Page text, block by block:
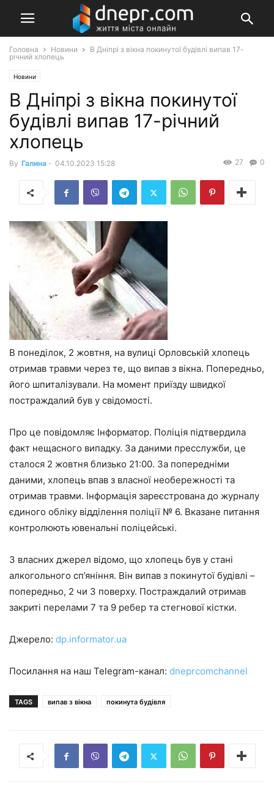
Головна Новини
В Дніпрі з вікна покинутої будівлі випав 17-
річний хлопець
Новини
В Дніпрі з вікна покинутої
будівлі випав 17-річний
хлопець
By Галина - 04.10.2023 15:28 0
27
В понеділок, 2 жовтня, на вулиці Орловській хлопець
отримав травми через те, що випав з вікна. Попередньо,
його шпиталізували. На момент приїзду швидкої
постраждалий був у свідомості.
Про це повідомляє Інформатор. Поліція підтвердила
факт нещасного випадку. За даними пресслужби, це
сталося 2 жовтня близько 21:00. За попередніми
даними, хлопець впав з власної необережності та
отримав травми. Інформація зареєстрована до журналу
єдиного обліку відділення поліції № 6. Вказане питання
контролюють ювенальні поліцейські.
З власних джерел відомо, що хлопець був у стані
алкогольного сп’яніння. Він випав з покинутої будівлі –
попередньо, 2 чи 3 поверху. Постраждалий отримав
закриті перелами 7 та 9 ребер та стегнової кістки.
Джерело: dp.informator.ua
Посилання на наш Telegram-канал: dneprcomchannel
TAGS випав з вікна покинута будівля